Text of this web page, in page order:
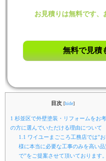
お見積りは無料です、
目次 [hide]
1 杉並区で外壁塗装・リフォームをお考
の方に選んでいただける理由について
1.1 ワイユーまごころ工務店では”
様に本当に必要な工事のみを高い品
で”をご提案させて頂いております。